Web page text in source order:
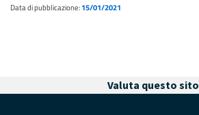
Data di pubblicazione:15/01/2021
Valuta questo sito